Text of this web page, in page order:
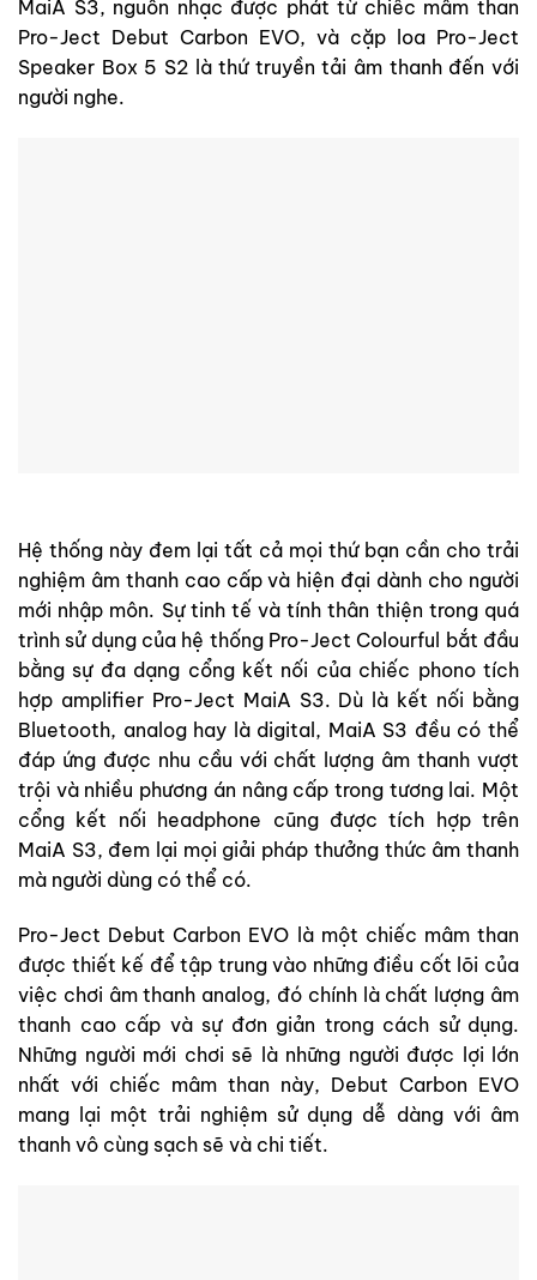
MaiA S3, nguồn nhạc được phát từ chiếc mâm than
Pro-Ject Debut Carbon EVO, và cặp loa Pro-Ject
Speaker Box 5 S2 là thứ truyền tải âm thanh đến với
người nghe.
Hệ thống này đem lại tất cả mọi thứ bạn cần cho trải
nghiệm âm thanh cao cấp và hiện đại dành cho người
mới nhập môn. Sự tinh tế và tính thân thiện trong quá
trình sử dụng của hệ thống Pro-Ject Colourful bắt đầu
bằng sự đa dạng cổng kết nối của chiếc phono tích
hợp amplifier Pro-Ject MaiA S3. Dù là kết nối bằng
Bluetooth, analog hay là digital, MaiA S3 đều có thể
đáp ứng được nhu cầu với chất lượng âm thanh vượt
trội và nhiều phương án nâng cấp trong tương lai. Một
cổng kết nối headphone cũng được tích hợp trên
MaiA S3, đem lại mọi giải pháp thưởng thức âm thanh
mà người dùng có thể có.
Pro-Ject Debut Carbon EVO là một chiếc mâm than
được thiết kế để tập trung vào những điều cốt lõi của
việc chơi âm thanh analog, đó chính là chất lượng âm
thanh cao cấp và sự đơn giản trong cách sử dụng.
Những người mới chơi sẽ là những người được lợi lớn
nhất với chiếc mâm than này, Debut Carbon EVO
mang lại một trải nghiệm sử dụng dễ dàng với âm
thanh vô cùng sạch sẽ và chi tiết.